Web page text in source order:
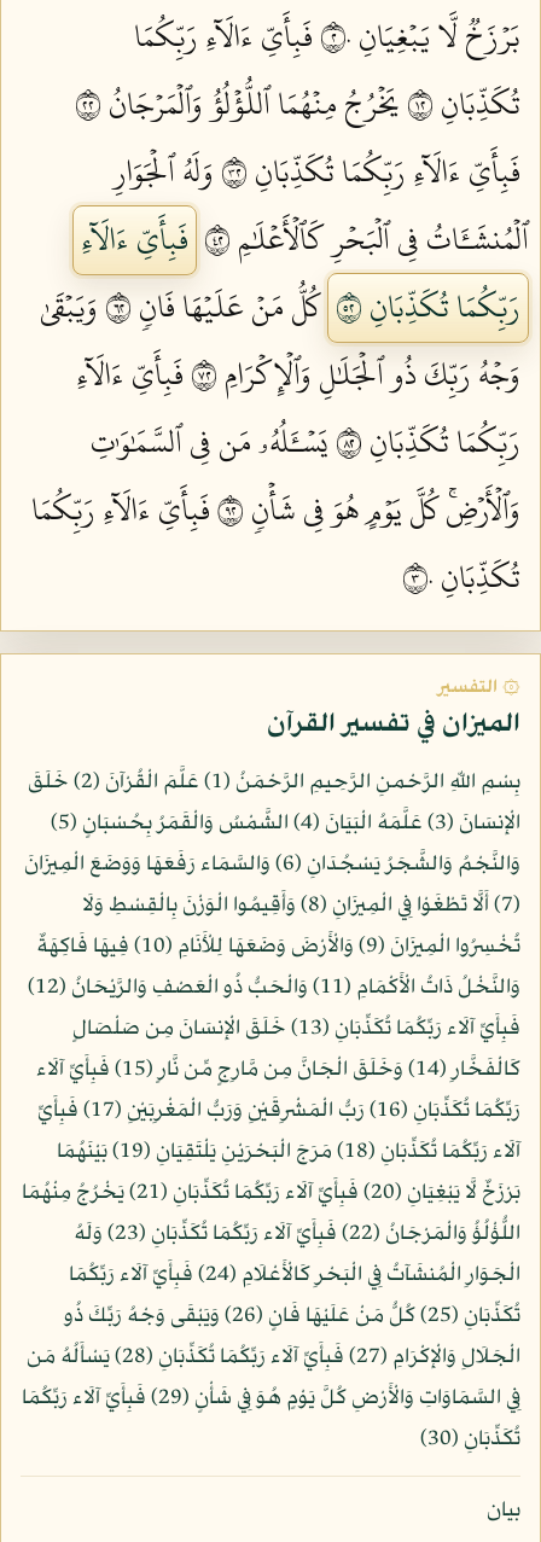
بَرۡزَخٞ لَّا يَبۡغِيَانِ ٢٠
فَبِأَيِّ ءَالَآءِ رَبِّكُمَا
تُكَذِّبَانِ ٢١
يَخۡرُجُ مِنۡهُمَا ٱللُّؤۡلُؤُ وَٱلۡمَرۡجَانُ ٢٢
فَبِأَيِّ ءَالَآءِ رَبِّكُمَا تُكَذِّبَانِ ٢٣
وَلَهُ ٱلۡجَوَارِ
ٱلۡمُنشَـَٔاتُ فِي ٱلۡبَحۡرِ كَٱلۡأَعۡلَٰمِ ٢٤
فَبِأَيِّ ءَالَآءِ
رَبِّكُمَا تُكَذِّبَانِ ٢٥
كُلُّ مَنۡ عَلَيۡهَا فَانٖ ٢٦
وَيَبۡقَىٰ
وَجۡهُ رَبِّكَ ذُو ٱلۡجَلَٰلِ وَٱلۡإِكۡرَامِ ٢٧
فَبِأَيِّ ءَالَآءِ
رَبِّكُمَا تُكَذِّبَانِ ٢٨
يَسۡـَٔلُهُۥ مَن فِي ٱلسَّمَٰوَٰتِ
وَٱلۡأَرۡضِۚ كُلَّ يَوۡمٍ هُوَ فِي شَأۡنٖ ٢٩
فَبِأَيِّ ءَالَآءِ رَبِّكُمَا
تُكَذِّبَانِ ٣٠
۞ التفسير
الميزان في تفسير القرآن
بِسْمِ اللّهِ الرَّحْمنِ الرَّحِيمِ الرَّحْمَنُ (1) عَلَّمَ الْقُرْآنَ (2) خَلَقَ
الْإِنسَانَ (3) عَلَّمَهُ الْبَيَانَ (4) الشَّمْسُ وَالْقَمَرُ بِحُسْبَانٍ (5)
وَالنَّجْمُ وَالشَّجَرُ يَسْجُدَانِ (6) وَالسَّمَاء رَفَعَهَا وَوَضَعَ الْمِيزَانَ
(7) أَلَّا تَطْغَوْا فِي الْمِيزَانِ (8) وَأَقِيمُوا الْوَزْنَ بِالْقِسْطِ وَلَا
تُخْسِرُوا الْمِيزَانَ (9) وَالْأَرْضَ وَضَعَهَا لِلْأَنَامِ (10) فِيهَا فَاكِهَةٌ
وَالنَّخْلُ ذَاتُ الْأَكْمَامِ (11) وَالْحَبُّ ذُو الْعَصْفِ وَالرَّيْحَانُ (12)
فَبِأَيِّ آلَاء رَبِّكُمَا تُكَذِّبَانِ (13) خَلَقَ الْإِنسَانَ مِن صَلْصَالٍ
كَالْفَخَّارِ (14) وَخَلَقَ الْجَانَّ مِن مَّارِجٍ مِّن نَّارٍ (15) فَبِأَيِّ آلَاء
رَبِّكُمَا تُكَذِّبَانِ (16) رَبُّ الْمَشْرِقَيْنِ وَرَبُّ الْمَغْرِبَيْنِ (17) فَبِأَيِّ
آلَاء رَبِّكُمَا تُكَذِّبَانِ (18) مَرَجَ الْبَحْرَيْنِ يَلْتَقِيَانِ (19) بَيْنَهُمَا
بَرْزَخٌ لَّا يَبْغِيَانِ (20) فَبِأَيِّ آلَاء رَبِّكُمَا تُكَذِّبَانِ (21) يَخْرُجُ مِنْهُمَا
اللُّؤْلُؤُ وَالْمَرْجَانُ (22) فَبِأَيِّ آلَاء رَبِّكُمَا تُكَذِّبَانِ (23) وَلَهُ
الْجَوَارِ الْمُنشَآتُ فِي الْبَحْرِ كَالْأَعْلَامِ (24) فَبِأَيِّ آلَاء رَبِّكُمَا
تُكَذِّبَانِ (25) كُلُّ مَنْ عَلَيْهَا فَانٍ (26) وَيَبْقَى وَجْهُ رَبِّكَ ذُو
الْجَلَالِ وَالْإِكْرَامِ (27) فَبِأَيِّ آلَاء رَبِّكُمَا تُكَذِّبَانِ (28) يَسْأَلُهُ مَن
فِي السَّمَاوَاتِ وَالْأَرْضِ كُلَّ يَوْمٍ هُوَ فِي شَأْنٍ (29) فَبِأَيِّ آلَاء رَبِّكُمَا
تُكَذِّبَانِ (30)
بيان